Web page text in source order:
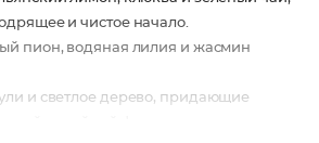
и чистое начало.
пион, водяная лилия и жасмин
и светлое дерево, придающие